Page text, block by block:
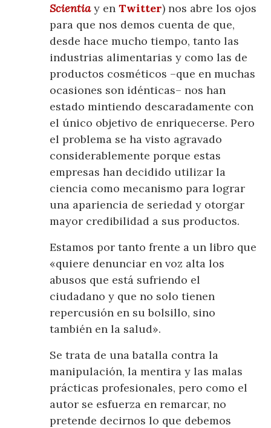
Scientiay enTwitter) nos abre los ojos
para que nos demos cuenta de que,
desde hace mucho tiempo, tanto las
industrias alimentarias y como las de
productos cosméticos –que en muchas
ocasiones son idénticas– nos han
estado mintiendo descaradamente con
el único objetivo de enriquecerse. Pero
el problema se ha visto agravado
considerablemente porque estas
empresas han decidido utilizar la
ciencia como mecanismo para lograr
una apariencia de seriedad y otorgar
mayor credibilidad a sus productos.
Estamos por tanto frente a un libro que
«quiere denunciar en voz alta los
abusos que está sufriendo el
ciudadano y que no solo tienen
repercusión en su bolsillo, sino
también en la salud».
Se trata de una batalla contra la
manipulación, la mentira y las malas
prácticas profesionales, pero como el
autor se esfuerza en remarcar, no
pretende decirnos lo que debemos